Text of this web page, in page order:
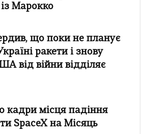
Марокко
що поки не планує
ракети і знову
від війни відділяє
кадри місця падіння
SpaceX на Місяць